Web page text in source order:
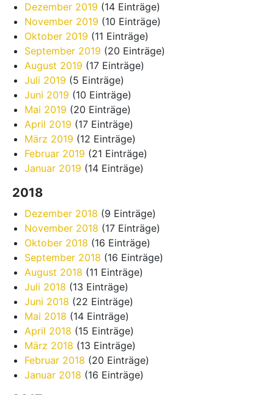
Dezember 2019 (14 Einträge)
November 2019 (10 Einträge)
Oktober 2019 (11 Einträge)
September 2019 (20 Einträge)
August 2019 (17 Einträge)
Juli 2019 (5 Einträge)
Juni 2019 (10 Einträge)
Mai 2019 (20 Einträge)
April 2019 (17 Einträge)
März 2019 (12 Einträge)
Februar 2019 (21 Einträge)
Januar 2019 (14 Einträge)
2018
Dezember 2018 (9 Einträge)
November 2018 (17 Einträge)
Oktober 2018 (16 Einträge)
September 2018 (16 Einträge)
August 2018 (11 Einträge)
Juli 2018 (13 Einträge)
Juni 2018 (22 Einträge)
Mai 2018 (14 Einträge)
April 2018 (15 Einträge)
März 2018 (13 Einträge)
Februar 2018 (20 Einträge)
Januar 2018 (16 Einträge)